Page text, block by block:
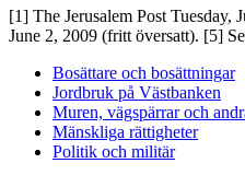
[1] The Jerusalem Post Tuesday,
June 2, 2009 (fritt översatt). [5]
Bosättare och bosättningar
Jordbruk på Västbanken
Muren, vägspärrar och
Mänskliga rättigheter
Politik och militär